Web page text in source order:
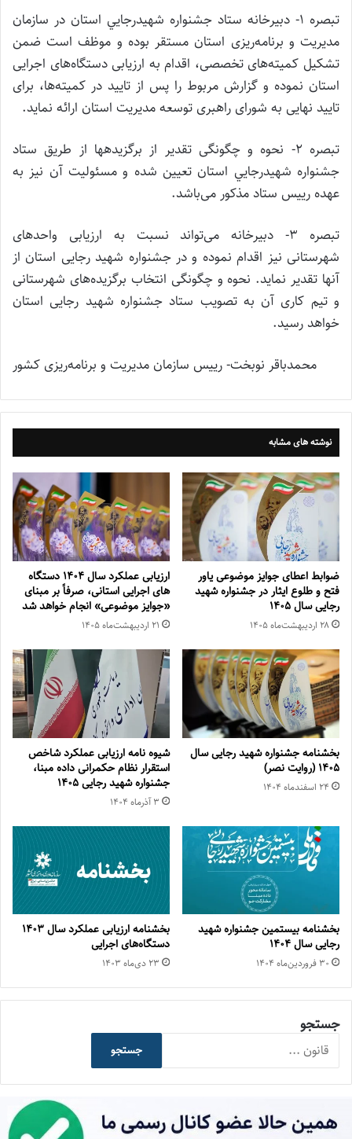
تبصره 1- دبیرخانه ستاد جشنواره شهيدرجايي استان در سازمان
مدیریت و برنامه‌ریزی استان مستقر بوده و موظف است ضمن
تشکیل کمیته‌های تخصصی، اقدام به ارزیابی دستگاه‌های اجرایی
استان نموده و گزارش مربوط را پس از تایید در کمیته‌ها، برای
تایید نهایی به شورای راهبری توسعه مدیریت استان ارائه نماید.
تبصره 2- نحوه و چگونگی تقدیر از برگزیدهها از طریق ستاد
جشنواره شهيدرجايي استان تعیین شده و مسئولیت آن نیز به
عهده رییس ستاد مذکور می‌باشد.
تبصره 3- دبیرخانه می‌تواند نسبت به ارزیابی واحدهای
شهرستانی نیز اقدام نموده و در جشنواره شهید رجایی استان از
آنها تقدیر نماید. نحوه و چگونگی انتخاب برگزیده‌های شهرستانی
و تیم کاری آن به تصویب ستاد جشنواره شهید رجایی استان
خواهد رسید.
محمدباقر نوبخت- رییس سازمان مدیریت و برنامه‌ریزی کشور
نوشته های مشابه
ضوابط اعطای جوایز موضوعی یاور
فتح و طلوع ایثار در جشنواره شهید
رجایی سال 1405
۲۸ اردیبهشت‌ماه ۱۴۰۵
ارزیابی عملکرد سال 1404 دستگاه
های اجرایی استانی، صرفاً بر مبنای
«جوایز موضوعی» انجام خواهد شد
۲۱ اردیبهشت‌ماه ۱۴۰۵
بخشنامه جشنواره شهید رجایی سال
۱۴۰۵ (روایت نصر)
۲۴ اسفند‌ماه ۱۴۰۴
شیوه نامه ارزیابی عملکرد شاخص
استقرار نظام حکمرانی داده مبنا،
جشنواره شهید رجایی ۱۴۰۵
۳ آذر‌ماه ۱۴۰۴
بخشنامه بیستمین جشنواره شهید
رجایی سال ۱۴۰۴
۳۰ فروردین‌ماه ۱۴۰۴
بخشنامه ارزیابی عملکرد سال ۱۴۰۳
دستگاه‌های اجرایی
۲۳ دی‌ماه ۱۴۰۳
جستجو
جستجو